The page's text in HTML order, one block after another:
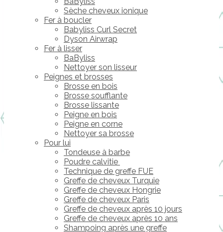
Sèche cheveux ionique
Fer à boucler
Babyliss Curl Secret
Dyson Airwrap
Fer à lisser
BaByliss
Nettoyer son lisseur
Peignes et brosses
Brosse en bois
Brosse soufflante
Brosse lissante
Peigne en bois
Peigne en corne
Nettoyer sa brosse
Pour lui
Tondeuse à barbe
Poudre calvitie
Technique de greffe FUE
Greffe de cheveux Turquie
Greffe de cheveux Hongrie
Greffe de cheveux Paris
Greffe de cheveux après 10 jours
Greffe de cheveux après 10 ans
Shampoing après une greffe